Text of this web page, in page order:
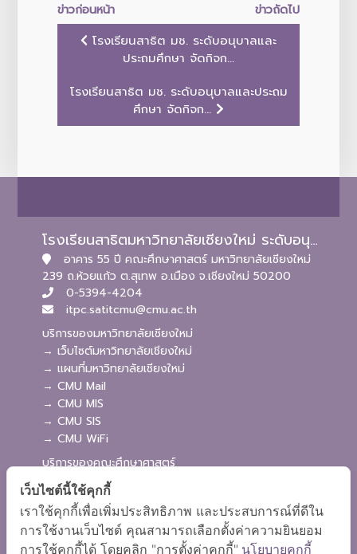
ข่าวก่อนหน้า
ข่าวถัดไป
โรงเรียนสาธิต มช. ระดับอนุบาลและ
ประถมศึกษา จัดกิจก...
โรงเรียนสาธิต มช. ระดับอนุบาลและประถม
ศึกษา จัดกิจก...
โรงเรียนสาธิตมหาวิทยาลัยเชียงใหม่ ระดับอนุบาลและประถมศึกษา
อาคาร 55 ปี คณะศึกษาศาสตร์ มหาวิทยาลัยเชียงใหม่
239 ถ.ห้วยแก้ว ต.สุเทพ อ.เมือง จ.เชียงใหม่ 50200
0-5394-4204
itpc.satitcmu@cmu.ac.th
บริการของมหาวิทยาลัยเชียงใหม่
→ เว็บไซต์มหาวิทยาลัยเชียงใหม่
→ แผนที่มหาวิทยาลัยเชียงใหม่
→ CMU Mail
→ CMU MIS
→ CMU SIS
→ CMU WiFi
บริการของคณะศึกษาศาสตร์
→ เว็บไซต์คณะศึกษาศาสตร์
→ ระบบจัดการเว็บไซต์
→ ระบบ Admission
→ EDU MIS
เว็บไซต์นี้ใช้คุกกี้
เราใช้คุกกี้เพื่อเพิ่มประสิทธิภาพ และประสบการณ์ที่ดีใน
การใช้งานเว็บไซต์ คุณสามารถเลือกตั้งค่าความยินยอม
การใช้คุกกี้ได้ โดยคลิก "การตั้งค่าคุกกี้" นโยบายคุกกี้